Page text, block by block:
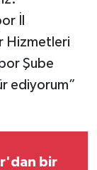
İl
Hizmetleri
Şube
ediyorum”
bir